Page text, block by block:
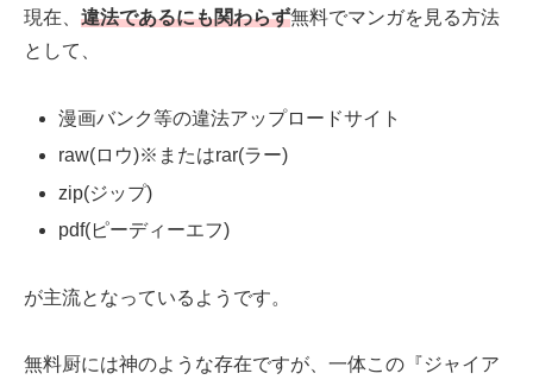
現在、 違法であるにも関わらず無料でマンガを見る方法
として、
漫画バンク等の違法アップロードサイト
raw(ロウ)※またはrar(ラー)
zip(ジップ)
pdf(ピーディーエフ)
が主流となっているようです。
無料厨には神のような存在ですが、一体この『ジャイア